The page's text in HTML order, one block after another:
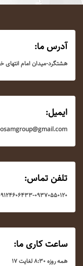
آدرس ما:
هشتگرد-میدان امام
ایمیل:
تلفن تماس:
۰۹۱۲۴۶۰۶۴۳۳-
ساعت کاری ما:
همه روزه ۸:۳۰ لغایت ۱۷